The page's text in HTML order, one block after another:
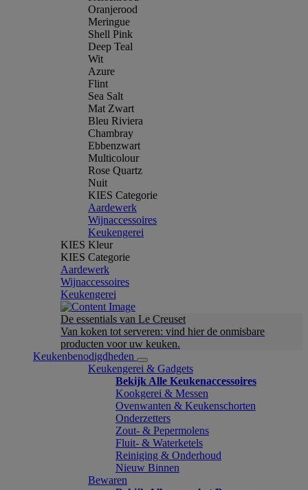
Oranjerood
Meringue
Shell Pink
Deep Teal
Wit
Azure
Flint
Sea Salt
Mat Zwart
Bleu Riviera
Chambray
Ebbenzwart
Multicolour
Rose Quartz
Nuit
KIES Categorie
Aardewerk
Wijnaccessoires
Keukengerei
KIES Kleur
KIES Categorie
Aardewerk
Wijnaccessoires
Keukengerei
De essentials van Le Creuset
Van koken tot serveren: vind hier de onmisbare
producten voor uw keuken.
Keukenbenodigdheden
Keukengerei & Gadgets
Bekijk Alle Keukenaccessoires
Kookgerei & Messen
Ovenwanten & Keukenschorten
Onderzetters
Zout- & Pepermolens
Fluit- & Waterketels
Reiniging & Onderhoud
Nieuw Binnen
Bewaren